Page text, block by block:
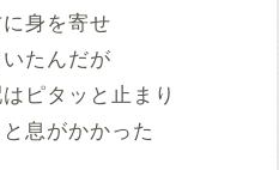
身を寄せ
たんだが
ピタッと止まり
息がかかった